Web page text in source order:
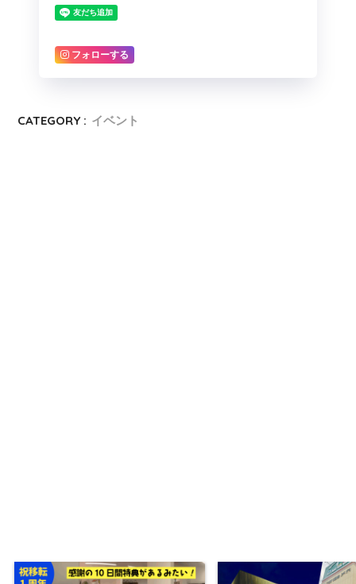
フォローする
CATEGORY : イベント